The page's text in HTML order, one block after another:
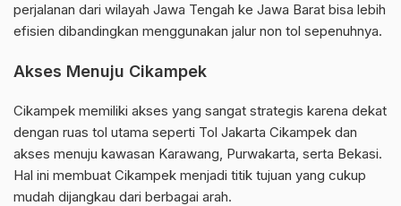
perjalanan dari wilayah Jawa Tengah ke Jawa Barat bisa lebih
efisien dibandingkan menggunakan jalur non tol sepenuhnya.
Akses Menuju Cikampek
Cikampek memiliki akses yang sangat strategis karena dekat
dengan ruas tol utama seperti Tol Jakarta Cikampek dan
akses menuju kawasan Karawang, Purwakarta, serta Bekasi.
Hal ini membuat Cikampek menjadi titik tujuan yang cukup
mudah dijangkau dari berbagai arah.